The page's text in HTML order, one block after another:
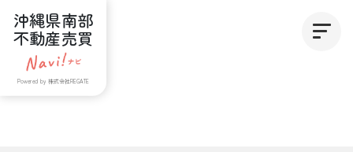
沖縄県南部
不動産売買
Powered by 株式会社REGATE